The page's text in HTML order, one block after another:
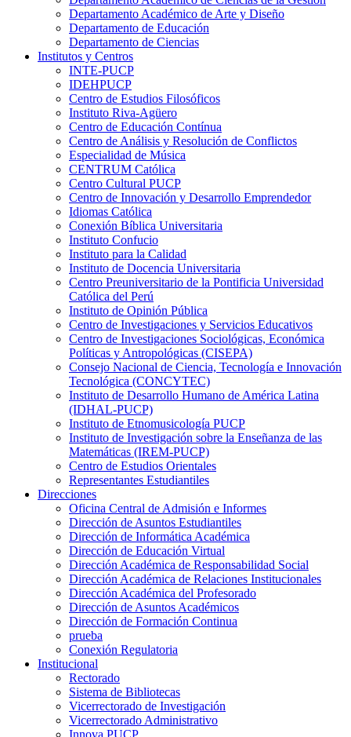
Departamento Académico de Arte y Diseño
Departamento de Educación
Departamento de Ciencias
Institutos y Centros
INTE-PUCP
IDEHPUCP
Centro de Estudios Filosóficos
Instituto Riva-Agüero
Centro de Educación Contínua
Centro de Análisis y Resolución de Conflictos
Especialidad de Música
CENTRUM Católica
Centro Cultural PUCP
Centro de Innovación y Desarrollo Emprendedor
Idiomas Católica
Conexión Bíblica Universitaria
Instituto Confucio
Instituto para la Calidad
Instituto de Docencia Universitaria
Centro Preuniversitario de la Pontificia Universidad
Católica del Perú
Instituto de Opinión Pública
Centro de Investigaciones y Servicios Educativos
Centro de Investigaciones Sociológicas, Económica
Políticas y Antropológicas (CISEPA)
Consejo Nacional de Ciencia, Tecnología e Innovación
Tecnológica (CONCYTEC)
Instituto de Desarrollo Humano de América Latina
(IDHAL-PUCP)
Instituto de Etnomusicología PUCP
Instituto de Investigación sobre la Enseñanza de las
Matemáticas (IREM-PUCP)
Centro de Estudios Orientales
Representantes Estudiantiles
Direcciones
Oficina Central de Admisión e Informes
Dirección de Asuntos Estudiantiles
Dirección de Informática Académica
Dirección de Educación Virtual
Dirección Académica de Responsabilidad Social
Dirección Académica de Relaciones Institucionales
Dirección Académica del Profesorado
Dirección de Asuntos Académicos
Dirección de Formación Continua
prueba
Conexión Regulatoria
Institucional
Rectorado
Sistema de Bibliotecas
Vicerrectorado de Investigación
Vicerrectorado Administrativo
Innova PUCP